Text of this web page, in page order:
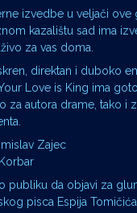
izvedbe u veljači ove
kazalištu sad ima
za vas doma.
direktan i duboko
Love is King ima
za autora drame, tako i
Zajec
publiku da objavi za
pisca Espija